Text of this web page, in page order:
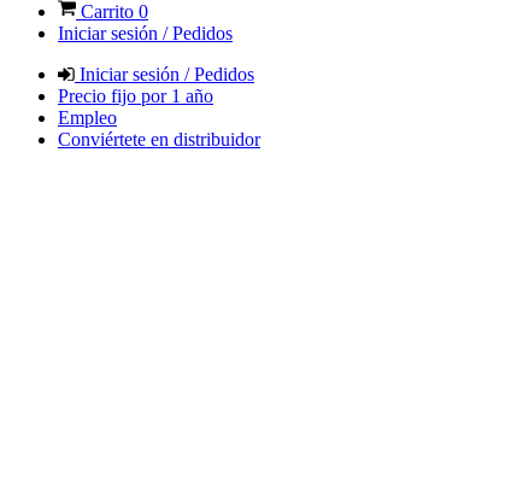
Carrito 0
Iniciar sesión / Pedidos
Iniciar sesión / Pedidos
Precio fijo por 1 año
Empleo
Conviértete en distribuidor